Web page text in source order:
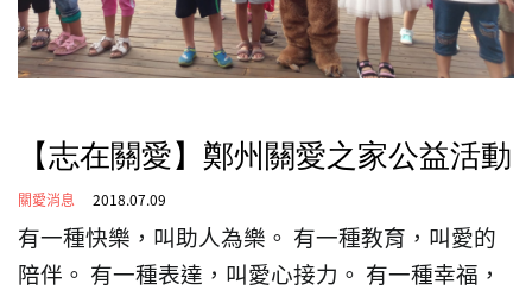
【志在關愛】鄭州關愛之家公益活動
關愛消息 2018.07.09
有一種快樂，叫助人為樂。 有一種教育，叫愛的
陪伴。 有一種表達，叫愛心接力。 有一種幸福，